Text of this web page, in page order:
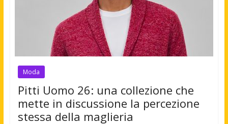
Moda
Pitti Uomo 26: una collezione che
mette in discussione la percezione
stessa della maglieria